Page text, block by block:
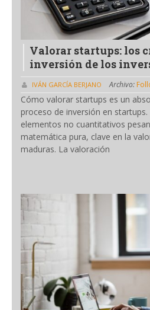
Valorar startups: los
inversión de los
IVÁN GARCÍA BERJANO Archivo:
Cómo valorar startups es un
proceso de inversión en
elementos no cuantitativos
matemática pura, clave en la
maduras. La valoración